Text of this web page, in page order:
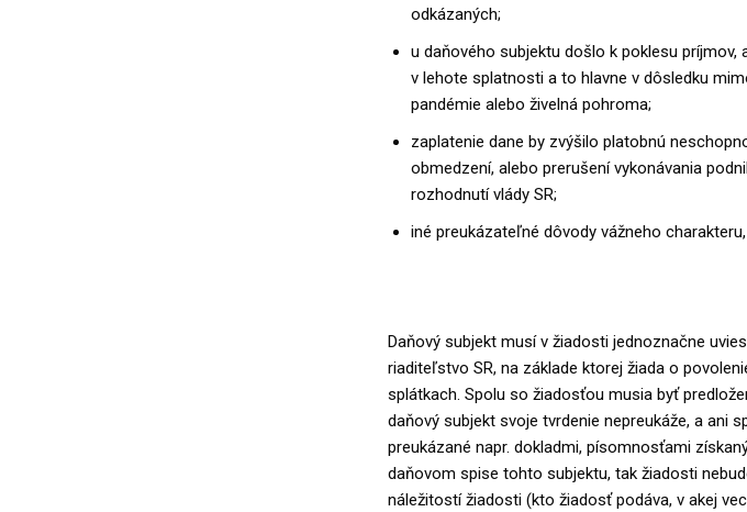
odkázaných;
u daňového subjektu došlo k poklesu
v lehote splatnosti a to hlavne v dôsledku
pandémie alebo živelná pohroma;
zaplatenie dane by zvýšilo platobnú
obmedzení, alebo prerušení vykonávania
rozhodnutí vlády SR;
iné preukázateľné dôvody vážneho
Daňový subjekt musí v žiadosti jednoznačne
riaditeľstvo SR, na základe ktorej žiada o
splátkach. Spolu so žiadosťou musia byť
daňový subjekt svoje tvrdenie nepreukáže, a ani
preukázané napr. dokladmi, písomnosťami
daňovom spise tohto subjektu, tak žiadosti
náležitostí žiadosti (kto žiadosť podáva, v akej